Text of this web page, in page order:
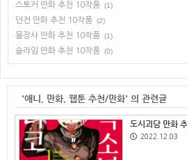
스토커 만화 추천 10작품 (1)
던전 만화 추천 10작품 (2)
물장사 만화 추천 10작품 (1)
슬라임 만화 추천 10작품 (0)
'애니, 만화, 웹툰 추천/만화' 의 관련글
도시괴담 만화
2022.12.03